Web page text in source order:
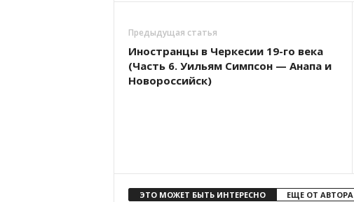
Предыдущая статья
Иностранцы в Черкесии 19-го века
(Часть 6. Уильям Симпсон — Анапа и
Новороссийск)
ЭТО МОЖЕТ БЫТЬ ИНТЕРЕСНО ЕЩЕ ОТ АВТОРА